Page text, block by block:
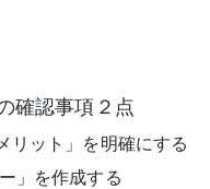
確認事項２点
リット」を明確にする
」を作成する